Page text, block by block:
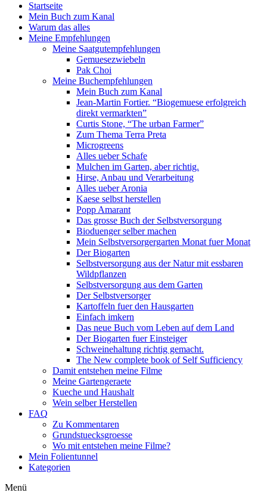
Startseite
Mein Buch zum Kanal
Warum das alles
Meine Empfehlungen
Meine Saatgutempfehlungen
Gemuesezwiebeln
Pak Choi
Meine Buchempfehlungen
Mein Buch zum Kanal
Jean-Martin Fortier. “Biogemuese erfolgreich
direkt vermarkten”
Curtis Stone, “The urban Farmer”
Zum Thema Terra Preta
Microgreens
Alles ueber Schafe
Mulchen im Garten, aber richtig.
Hirse, Anbau und Verarbeitung
Alles ueber Aronia
Kaese selbst herstellen
Popp Amarant
Das grosse Buch der Selbstversorgung
Bioduenger selber machen
Mein Selbstversorgergarten Monat fuer Monat
Der Biogarten
Selbstversorgung aus der Natur mit essbaren
Wildpflanzen
Selbstversorgung aus dem Garten
Der Selbstversorger
Kartoffeln fuer den Hausgarten
Einfach imkern
Das neue Buch vom Leben auf dem Land
Der Biogarten fuer Einsteiger
Schweinehaltung richtig gemacht.
The New complete book of Self Sufficiency
Damit entstehen meine Filme
Meine Gartengeraete
Kueche und Haushalt
Wein selber Herstellen
FAQ
Zu Kommentaren
Grundstuecksgroesse
Wo mit entstehen meine Filme?
Mein Folientunnel
Kategorien
Menü